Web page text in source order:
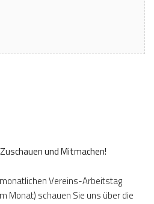
und Mitmachen!
Vereins-Arbeitstag
Monat) schauen Sie uns über die